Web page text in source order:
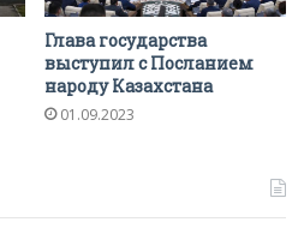
Глава государства
выступил с Посланием
народу Казахстана
01.09.2023